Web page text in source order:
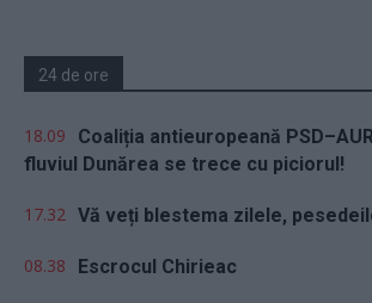
24 de ore
18.09
Coaliția antieuropeană
fluviul Dunărea se trece cu piciorul!
17.32 Vă veți blestema zilele,
08.38 Escrocul Chirieac